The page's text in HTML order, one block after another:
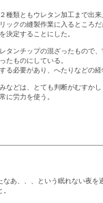
種類ともウレタン加工まで出来
ックの縫製作業に入るところ
決定することにした。
タンチップの混ざったもので
たものにしている。
る必要があり、へたりなどの経
などは、とても判断がむすか
に労力を使う。
あ、、、という眠れない夜を